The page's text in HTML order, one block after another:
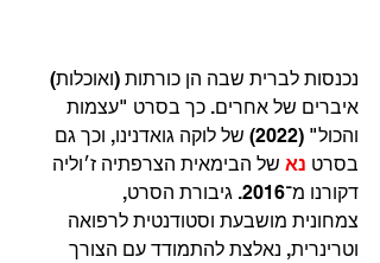
נכנסות לברית שבה הן כורתות (ואוכלות)
איברים של אחרים. כך בסרט "עצמות
והכול" (2022) של לוקה גואדנינו, וכך גם
בסרט נא של הבימאית הצרפתיה ז׳וליה
דקורנו מ־2016. גיבורת הסרט,
צמחונית מושבעת וסטודנטית לרפואה
וטרינרית, נאלצת להתמודד עם הצורך